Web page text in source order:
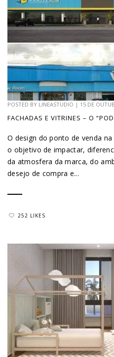
POSTED BY LINEASTUDIO | 15 DE
FACHADAS E VITRINES – O
O design do ponto de venda
o objetivo de impactar,
da atmosfera da marca, do
desejo de compra e...
252 LIKES